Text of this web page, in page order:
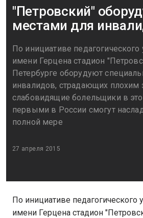
"Петровский"
местами для
По инициативе педагогического
имени Герцена стадион
Петербурге оборудуют
инвалидов, страдающих плохим
слабовидящие болельщики в
первыми в России смогут
полной мере
27 апреля 2015
По инициативе педагогического
имени Герцена стадион